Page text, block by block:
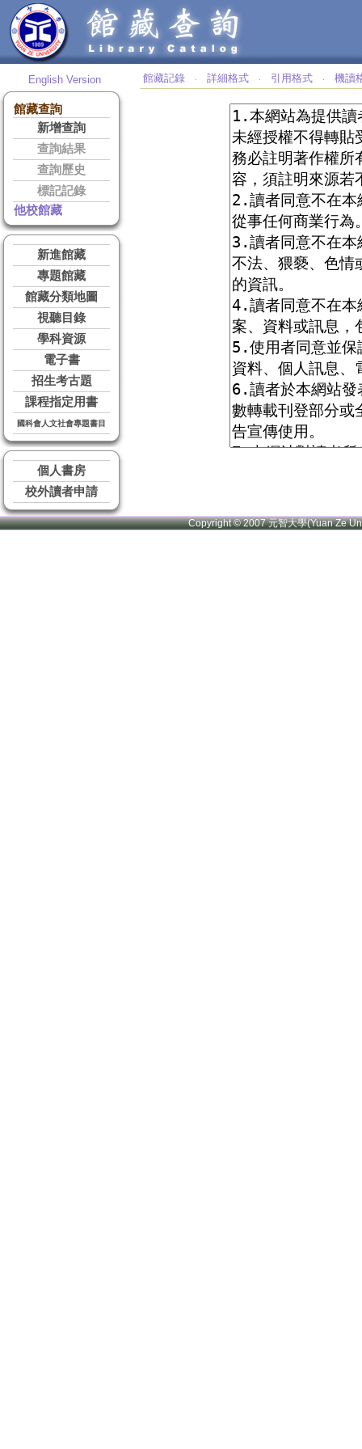
English Version
館藏查詢
新增查詢
查詢結果
查詢歷史
標記記錄
他校館藏
新進館藏
專題館藏
館藏分類地圖
視聽目錄
學科資源
電子書
招生考古題
課程指定用書
國科會人文社會專題書目
個人書房
校外讀者申請
館藏記錄 ‧ 詳細格式 ‧ 引用格式 ‧ 機讀
Copyright © 2007 元智大學(Yuan Ze